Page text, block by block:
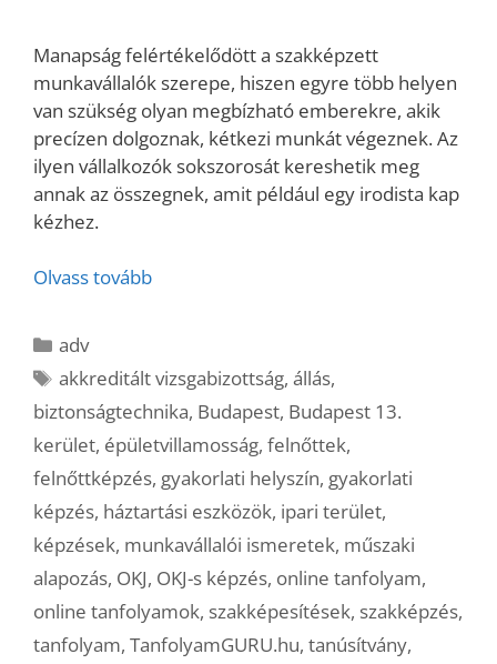
Manapság felértékelődött a szakképzett
munkavállalók szerepe, hiszen egyre több helyen
van szükség olyan megbízható emberekre, akik
precízen dolgoznak, kétkezi munkát végeznek. Az
ilyen vállalkozók sokszorosát kereshetik meg
annak az összegnek, amit például egy irodista kap
kézhez.
Olvass tovább
Kategória
adv
Címkék
akkreditált vizsgabizottság,állás,
biztonságtechnika, Budapest, Budapest 13.
kerület, épületvillamosság, felnőttek,
felnőttképzés, gyakorlati helyszín, gyakorlati
képzés, háztartási eszközök, ipari terület,
képzések, munkavállalói ismeretek, műszaki
alapozás, OKJ, OKJ-s képzés, online tanfolyam,
online tanfolyamok, szakképesítések, szakképzés,
tanfolyam, TanfolyamGURU.hu, tanúsítvány,